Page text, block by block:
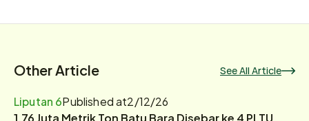
Other Article See All Article
Liputan 6Published at2/12/26
1,76 Juta Metrik Ton Batu Bara Disebar ke 4 PLTU